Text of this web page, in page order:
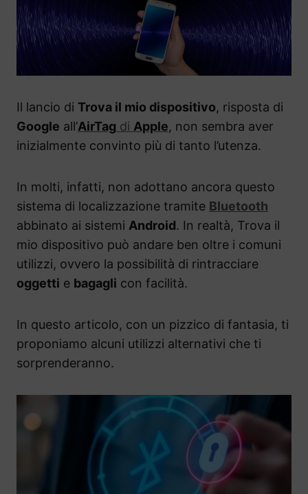
Il lancio di Trova il mio dispositivo, risposta di
Google all’AirTag di Apple, non sembra aver
inizialmente convinto più di tanto l’utenza.
In molti, infatti, non adottano ancora questo
sistema di localizzazione tramite Bluetooth
abbinato ai sistemi Android. In realtà, Trova il
mio dispositivo può andare ben oltre i comuni
utilizzi, ovvero la possibilità di rintracciare
oggetti e bagagli con facilità.
In questo articolo, con un pizzico di fantasia, ti
proponiamo alcuni utilizzi alternativi che ti
sorprenderanno.